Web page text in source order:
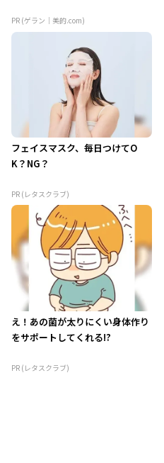
PR (ゲラン｜美的.com)
フェイスマスク、毎日つけてO
K？NG？
PR (レタスクラブ)
え！あの菌が太りにくい身体作り
をサポートしてくれる!?
PR (レタスクラブ)